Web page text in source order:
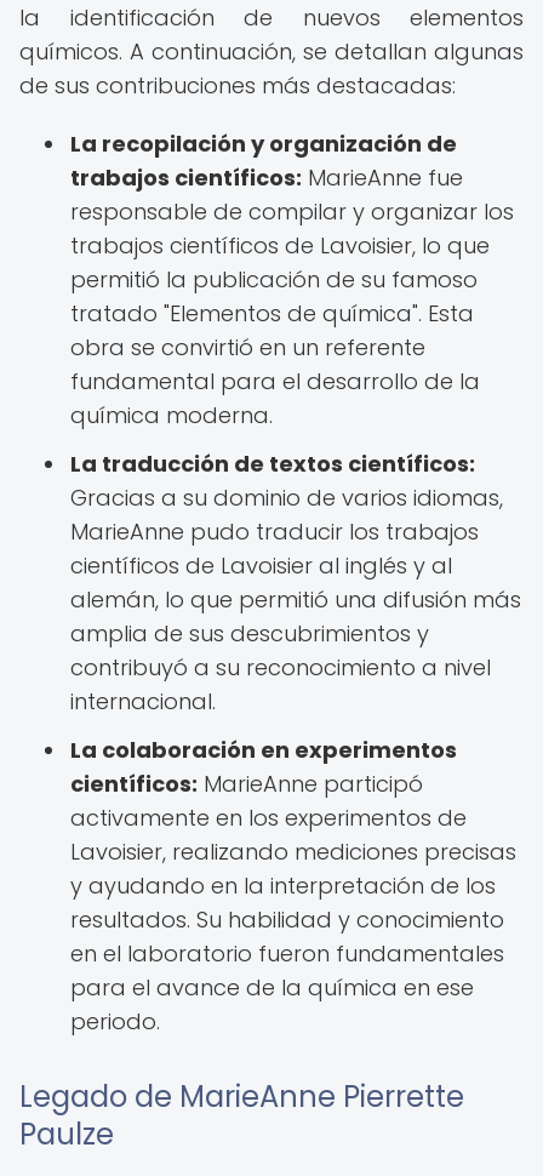
la identificación de nuevos elementos
químicos. A continuación, se detallan algunas
de sus contribuciones más destacadas:
La recopilación y organización de
trabajos científicos: MarieAnne fue
responsable de compilar y organizar los
trabajos científicos de Lavoisier, lo que
permitió la publicación de su famoso
tratado "Elementos de química". Esta
obra se convirtió en un referente
fundamental para el desarrollo de la
química moderna.
La traducción de textos científicos:
Gracias a su dominio de varios idiomas,
MarieAnne pudo traducir los trabajos
científicos de Lavoisier al inglés y al
alemán, lo que permitió una difusión más
amplia de sus descubrimientos y
contribuyó a su reconocimiento a nivel
internacional.
La colaboración en experimentos
científicos: MarieAnne participó
activamente en los experimentos de
Lavoisier, realizando mediciones precisas
y ayudando en la interpretación de los
resultados. Su habilidad y conocimiento
en el laboratorio fueron fundamentales
para el avance de la química en ese
periodo.
Legado de MarieAnne Pierrette
Paulze